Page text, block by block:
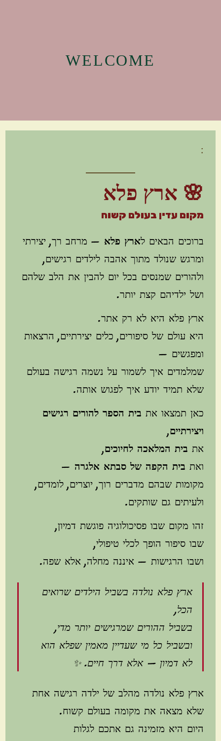
WELCOME
:
🌸 ארץ פלא
מקום עדין בעולם קשוח
ברוכים הבאים לארץ פלא — מרחב רך, יצירתי
ומרגש שנולד מתוך אהבה לילדים רגישים,
ולהורים שמנסים בכל יום להבין את הלב שלהם
ושל ילדיהם קצת יותר.
ארץ פלא היא לא רק אתר.
היא עולם של סיפורים, כלים יצירתיים, הרצאות
ומפגשים —
שמלמדים איך לשמור על נשמה רגישה בעולם
שלא תמיד יודע איך לפגוש אותה.
כאן תמצאו אתבית הספר להורים רגישים
ויצירתיים,
אתבית המלאכה לחיוכים,
ואתבית הקפה של סבתא אלגרה —
מקומות שבהם מדברים רוך, יוצרים, לומדים,
ולעיתים גם שותקים.
זהו מקום שבו פסיכולוגיה פוגשת דמיון,
שבו סיפור הופך לכלי טיפולי,
ושבו הרגישות — איננה מחלה, אלא שפה.
ארץ פלא נולדה בשביל הילדים שרואים
הכל,
בשביל ההורים שמרגישים יותר מדי,
ובשביל כל מי שעדיין מאמין שפלא הוא
לא דמיון — אלא דרך חיים. ✨
ארץ פלא נולדה מהלב של ילדה רגישה אחת
שלא מצאה את מקומה בעולם קשוח.
היום היא מזמינה גם אתכם לגלות